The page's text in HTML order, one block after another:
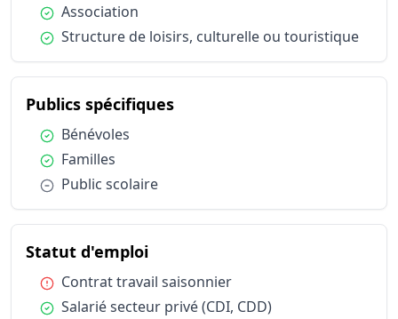
Condition :
Association
Condition :
Structure de loisirs, culturelle ou touristique
Publics spécifiquesdu métier Artisan
Condition :
Bénévoles
Condition :
Familles
Condition :
Public scolaire
Statut d'emploidu métier Artisan
Condition :
Contrat travail saisonnier
Condition :
Salarié secteur privé (CDI, CDD)